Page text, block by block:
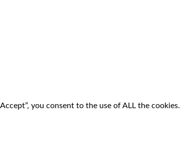
you consent to the use of ALL the cookies.